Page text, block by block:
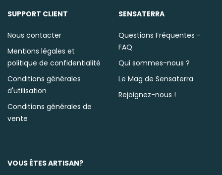
SUPPORT CLIENT
Nous contacter
Mentions légales et
politique de confidentialité
Conditions générales
d'utilisation
Conditions générales de
vente
SENSATERRA
Questions Fréquentes -
FAQ
Qui sommes-nous ?
Le Mag de Sensaterra
Rejoignez-nous !
VOUS ÊTES ARTISAN?